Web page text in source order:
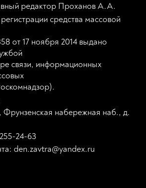
редактор Проханов А.А.
средства массовой
от 17 ноября 2014 выдано
связи, информационных
Фрунзенская набережная наб., д.
24-63
den.zavtra@yandex.ru